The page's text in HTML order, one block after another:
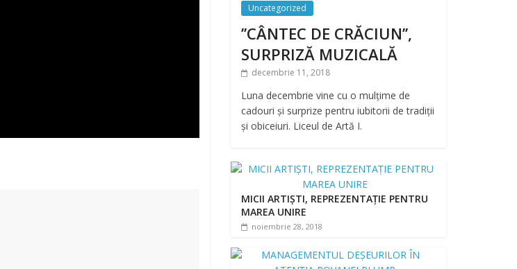
Uncategorized
’’CÂNTEC DE CRĂCIUN’’,
SURPRIZĂ MUZICALĂ
decembrie 11, 2018
Luna decembrie vine cu o mulțime de
cadouri și surprize pentru iubitorii de tradiții
și obiceiuri. Liceul de Artă I.
MICII ARTIȘTI, REPREZENTAȚIE PENTRU
MAREA UNIRE
noiembrie 28, 2018